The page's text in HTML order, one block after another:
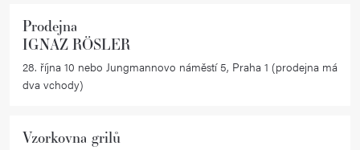
Prodejna
IGNAZ RÖSLER
28. října 10 nebo Jungmannovo náměstí 5, Praha 1 (prodejna má
dva vchody)
Vzorkovna grilů